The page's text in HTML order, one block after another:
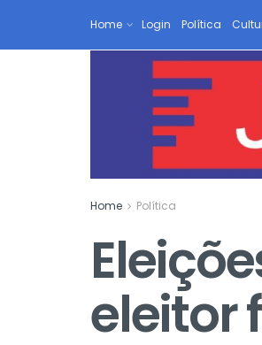
Home Login Política
Home Política
eleitor